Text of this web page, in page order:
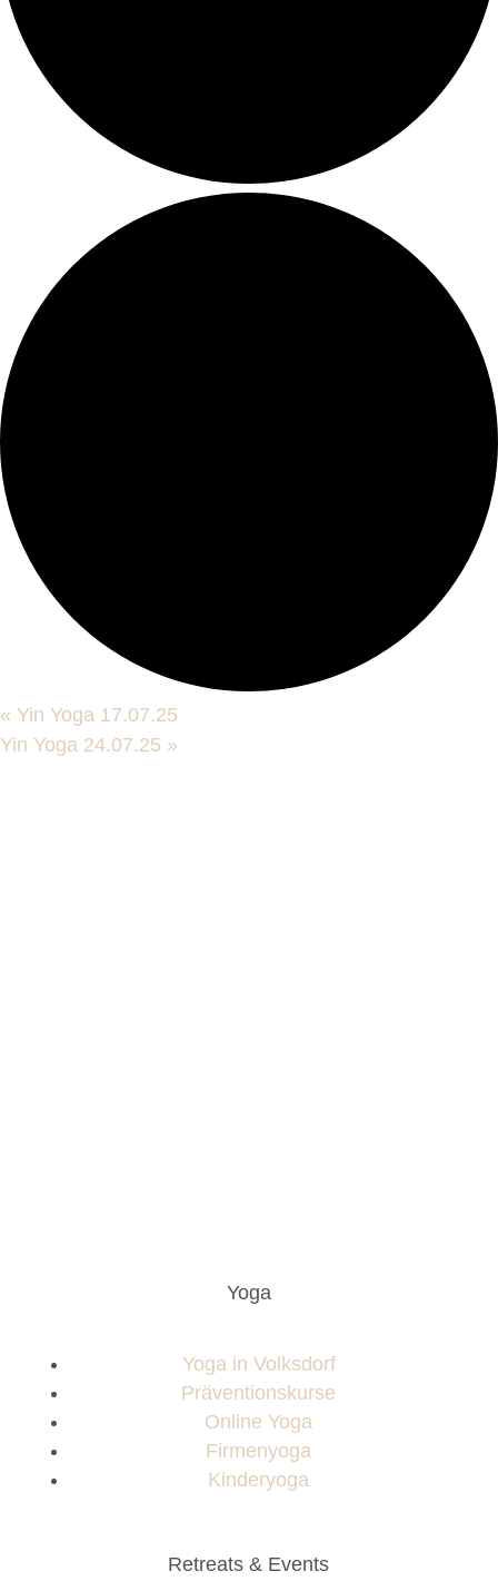
« Yin Yoga 17.07.25
Yin Yoga 24.07.25 »
Yoga
Yoga in Volksdorf
Präventionskurse
Online Yoga
Firmenyoga
Kinderyoga
Retreats & Events